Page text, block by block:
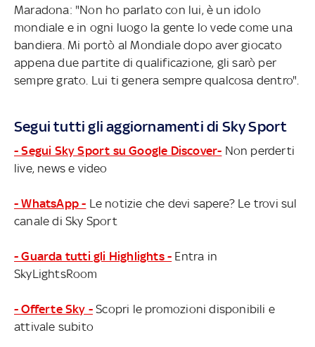
Maradona: "Non ho parlato con lui, è un idolo
mondiale e in ogni luogo la gente lo vede come una
bandiera. Mi portò al Mondiale dopo aver giocato
appena due partite di qualificazione, gli sarò per
sempre grato. Lui ti genera sempre qualcosa dentro".
Segui tutti gli aggiornamenti di Sky Sport
- Segui Sky Sport su Google Discover- Non perderti
live, news e video
- WhatsApp - Le notizie che devi sapere? Le trovi sul
canale di Sky Sport
- Guarda tutti gli Highlights - Entra in
SkyLightsRoom
- Offerte Sky - Scopri le promozioni disponibili e
attivale subito